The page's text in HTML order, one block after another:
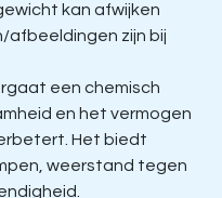
kan afwijken
afbeeldingen zijn bij
een chemisch
en het vermogen
Het biedt
weerstand tegen